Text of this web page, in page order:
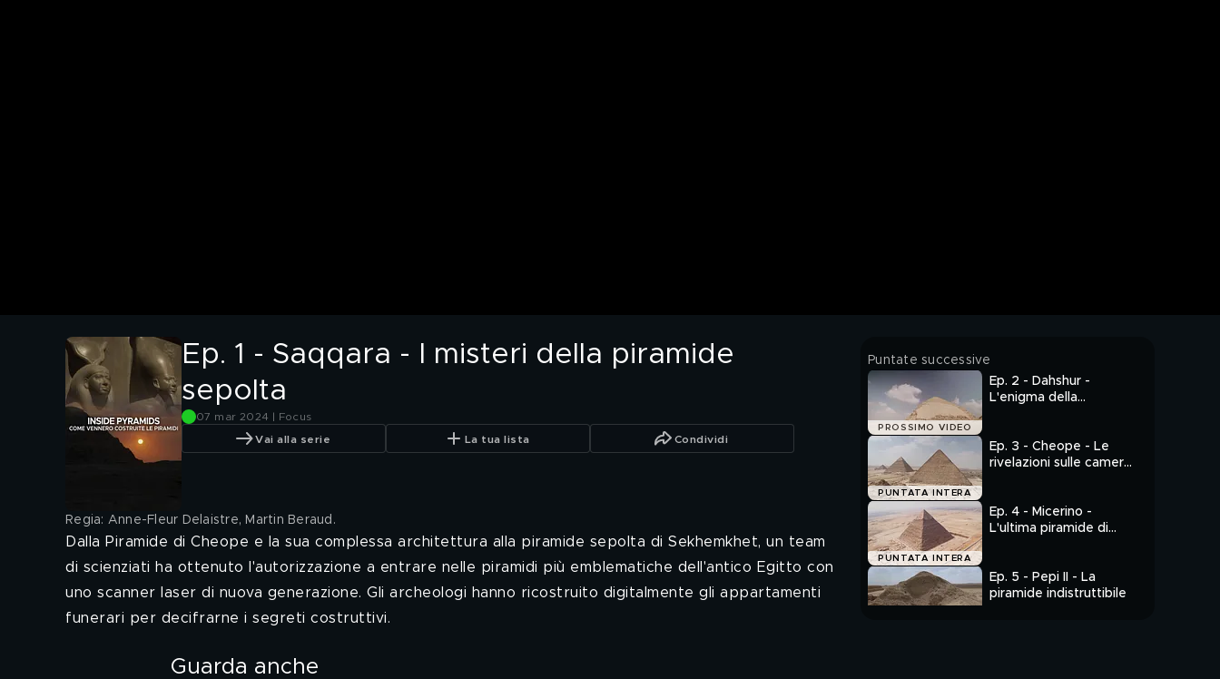
Ep. 1 - Saqqara - I misteri della piramide
sepolta
07 mar 2024 | Focus
Vai alla serie La tua lista Condividi
Regia: Anne-Fleur Delaistre, Martin Beraud .
Dalla Piramide di Cheope e la sua complessa architettura alla piramide sepolta di Sekhemkhet, un team
di scienziati ha ottenuto l'autorizzazione a entrare nelle piramidi più emblematiche dell'antico Egitto con
uno scanner laser di nuova generazione. Gli archeologi hanno ricostruito digitalmente gli appartamenti
funerari per decifrarne i segreti costruttivi.
Puntate successive
PROSSIMO VIDEO
Ep. 2 - Dahshur -
L'enigma della
PUNTATA INTERA
Ep. 3 - Cheope - Le
rivelazioni sulle camere
PUNTATA INTERA
Ep. 4 - Micerino -
L'ultima piramide di
Ep. 5 - Pepi II - La
piramide indistruttibile
Guarda anche